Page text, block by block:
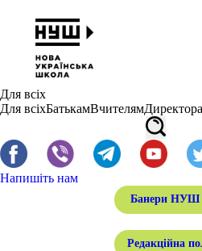
Для всіх
Для всіхБатькамВчителям
Напишіть нам
Банери НУШ
Редакційна